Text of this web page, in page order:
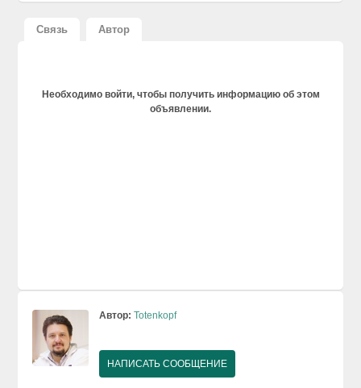
Связь Автор
Необходимо войти, чтобы получить информацию об этом
объявлении.
Автор: Totenkopf
НАПИСАТЬ СООБЩЕНИЕ